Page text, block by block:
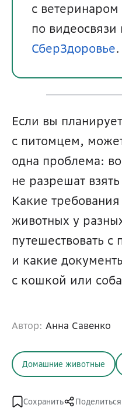
с
СберЗдоровье.
Если вы
с питомцем,
одна проблема:
не разрешат
Какие требования
животных у
путешествовать с
и какие
с кошкой или
Автор: Анна Савенко
Домашние животные
Сохранить Поделиться